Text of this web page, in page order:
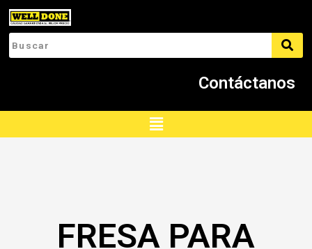
contenido
Contáctanos
Menú
FRESA PARA